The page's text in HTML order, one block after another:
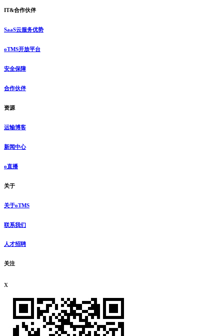
IT&合作伙伴
SaaS云服务优势
oTMS开放平台
安全保障
合作伙伴
资源
运输博客
新闻中心
o直播
关于
关于oTMS
联系我们
人才招聘
关注
x